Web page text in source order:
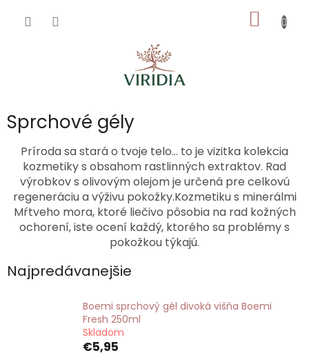
KOŠÍK
Sprchové gély
Príroda sa stará o tvoje telo... to je vizitka kolekcia
kozmetiky s obsahom rastlinných extraktov. Rad
výrobkov s olivovým olejom je určená pre celkovú
regeneráciu a výživu pokožky.Kozmetiku s minerálmi
Mŕtveho mora, ktoré liečivo pôsobia na rad kožných
ochorení, iste ocení každý, ktorého sa problémy s
pokožkou týkajú.
Najpredávanejšie
Boemi sprchový gél divoká višňa Boemi
Fresh 250ml
Skladom
€5,95